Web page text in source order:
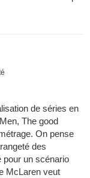
de séries en
The good
On pense
des
pour un scénario
McLaren veut